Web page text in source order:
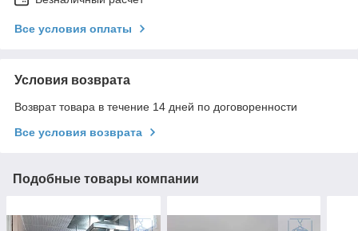
Все условия оплаты
Условия возврата
Возврат товара в течение 14 дней по договоренности
Все условия возврата
Подобные товары компании